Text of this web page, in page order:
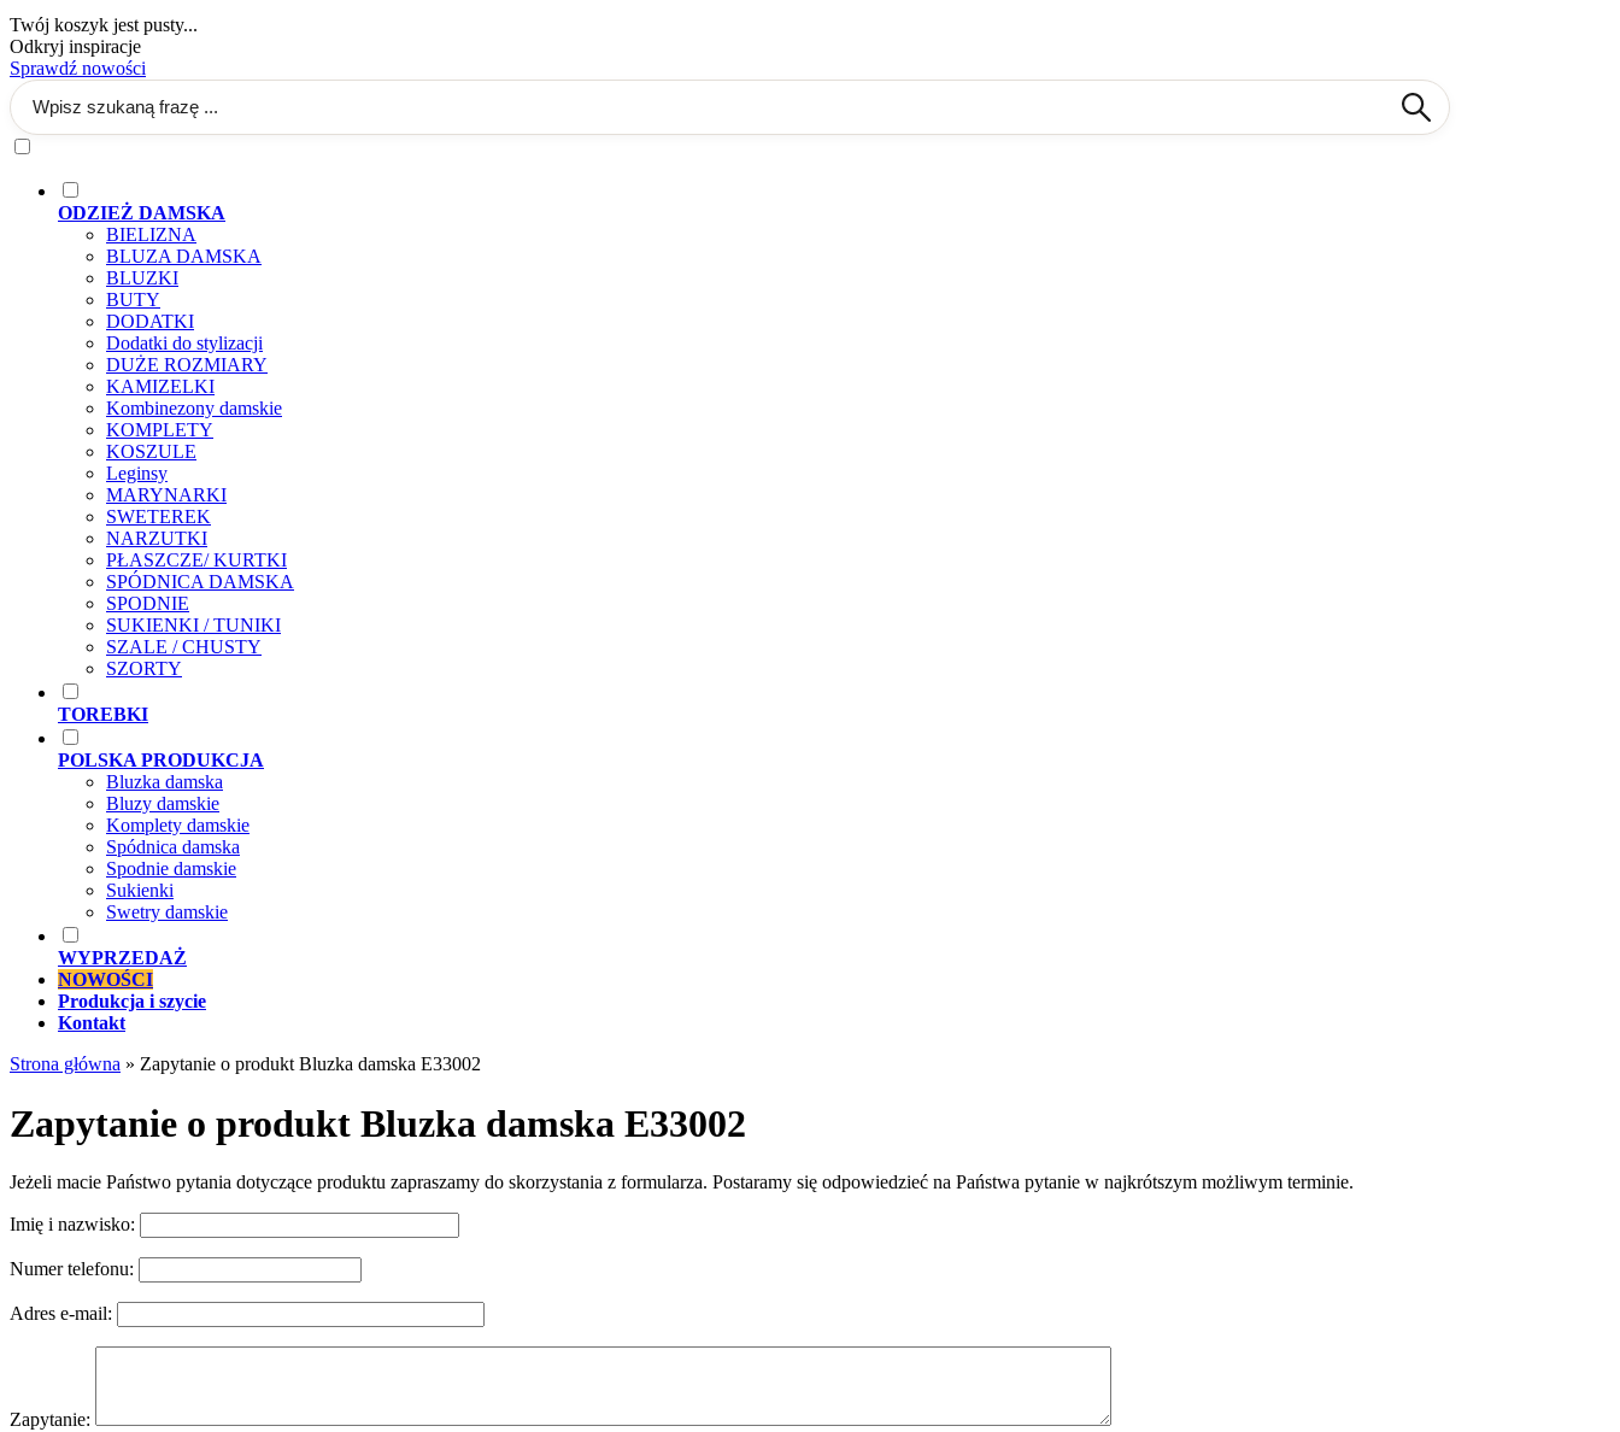
Twój koszyk jest pusty...
Odkryj inspiracje
Sprawdź nowości
ODZIEŻ DAMSKA
BIELIZNA
BLUZA DAMSKA
BLUZKI
BUTY
DODATKI
Dodatki do stylizacji
DUŻE ROZMIARY
KAMIZELKI
Kombinezony damskie
KOMPLETY
KOSZULE
Leginsy
MARYNARKI
SWETEREK
NARZUTKI
PŁASZCZE/ KURTKI
SPÓDNICA DAMSKA
SPODNIE
SUKIENKI / TUNIKI
SZALE / CHUSTY
SZORTY
TOREBKI
POLSKA PRODUKCJA
Bluzka damska
Bluzy damskie
Komplety damskie
Spódnica damska
Spodnie damskie
Sukienki
Swetry damskie
WYPRZEDAŻ
NOWOŚCI
Produkcja i szycie
Kontakt
Strona główna » Zapytanie o produkt Bluzka damska E33002
Zapytanie o produkt Bluzka damska E33002
Jeżeli macie Państwo pytania dotyczące produktu zapraszamy do skorzystania z formularza. Postaramy się odpowiedzieć na Państwa pytanie w najkrótszym możliwym terminie.
Imię i nazwisko:
Numer telefonu:
Adres e-mail:
Zapytanie: